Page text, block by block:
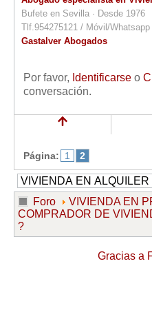
Bufete en Sevilla · Desde 1976
Tlf.954275121 / Móvil/Whatsapp
Gastalver Abogados
Por favor, Identificarse o
conversación.
Página: 1 2
Foro VIVIENDA EN
COMPRADOR DE
?
Gracias a